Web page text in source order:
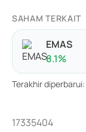
SAHAM TERKAIT
EMAS
8.1%
Terakhir diperbarui:
17335404